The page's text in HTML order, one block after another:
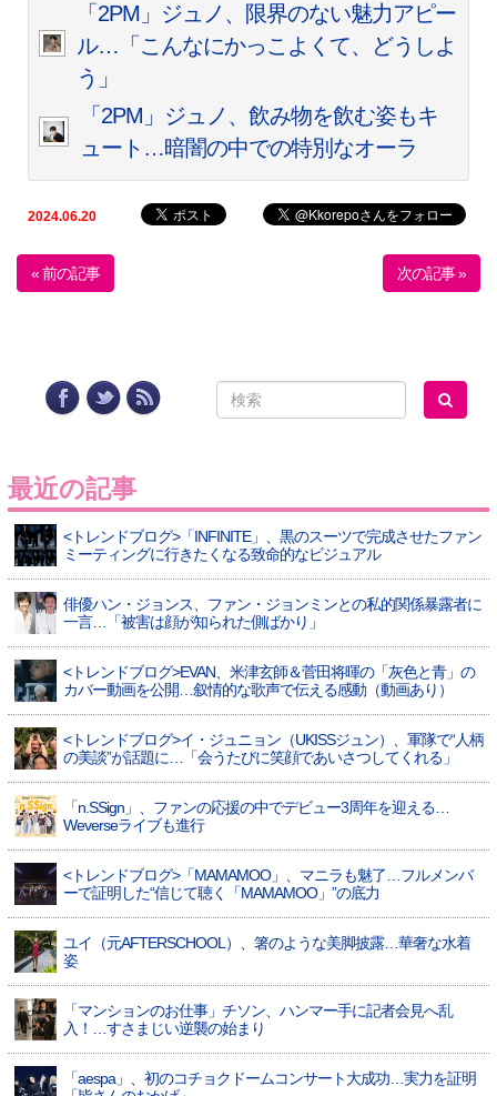
「2PM」ジュノ、限界のない魅力アピー
ル…「こんなにかっこよくて、どうしよ
う」
「2PM」ジュノ、飲み物を飲む姿もキ
ュート…暗闇の中での特別なオーラ
2024.06.20
« 前の記事 次の記事 »
最近の記事
<トレンドブログ>「INFINITE」、黒のスーツで完成させたファン
ミーティングに行きたくなる致命的なビジュアル
俳優ハン・ジョンス、ファン・ジョンミンとの私的関係暴露者に
一言…「被害は顔が知られた側ばかり」
<トレンドブログ>EVAN、米津玄師＆菅田将暉の「灰色と青」の
カバー動画を公開…叙情的な歌声で伝える感動（動画あり）
<トレンドブログ>イ・ジュニョン（UKISSジュン）、軍隊で“人柄
の美談”が話題に…「会うたびに笑顔であいさつしてくれる」
「n.SSign」、ファンの応援の中でデビュー3周年を迎える…
Weverseライブも進行
<トレンドブログ>「MAMAMOO」、マニラも魅了…フルメンバ
ーで証明した“信じて聴く「MAMAMOO」”の底力
ユイ（元AFTERSCHOOL）、箸のような美脚披露…華奢な水着
姿
「マンションのお仕事」チソン、ハンマー手に記者会見へ乱
入！…すさまじい逆襲の始まり
「aespa」、初のコチョクドームコンサート大成功…実力を証明